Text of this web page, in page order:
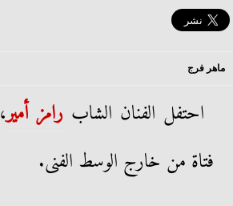
ماهر فرج
احتفل الفنان الشاب رامز أمير
فتاة من خارج الوسط الفنى.